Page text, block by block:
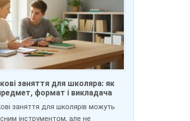
заняття для школяра: як
формат і викладача
заняття для школярів можуть
інструментом, але не